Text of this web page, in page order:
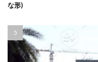
な形)